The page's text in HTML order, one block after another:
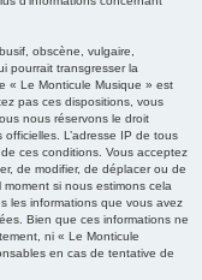
obscène, vulgaire,
pourrait transgresser la
« Le Monticule Musique » est
pas ces dispositions, vous
nous réservons le droit
officielles. L’adresse IP de tous
ces conditions. Vous acceptez
de modifier, de déplacer ou de
moment si nous estimons cela
les informations que vous avez
Bien que ces informations ne
ni « Le Monticule
en cas de tentative de